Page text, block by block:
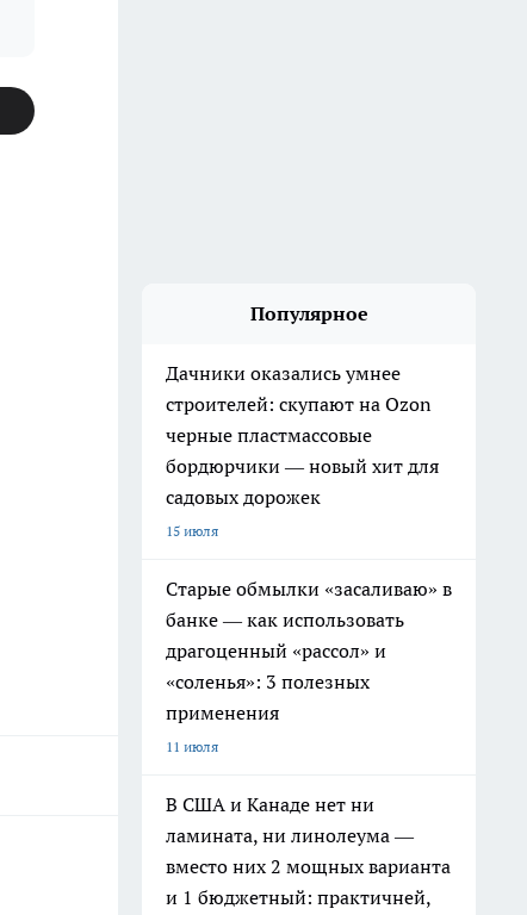
Популярное
Дачники оказались умнее
строителей: скупают на Ozon
черные пластмассовые
бордюрчики — новый хит для
садовых дорожек
15 июля
Старые обмылки «засаливаю» в
банке — как использовать
драгоценный «рассол» и
«соленья»: 3 полезных
применения
11 июля
В США и Канаде нет ни
ламината, ни линолеума —
вместо них 2 мощных варианта
и 1 бюджетный: практичней,